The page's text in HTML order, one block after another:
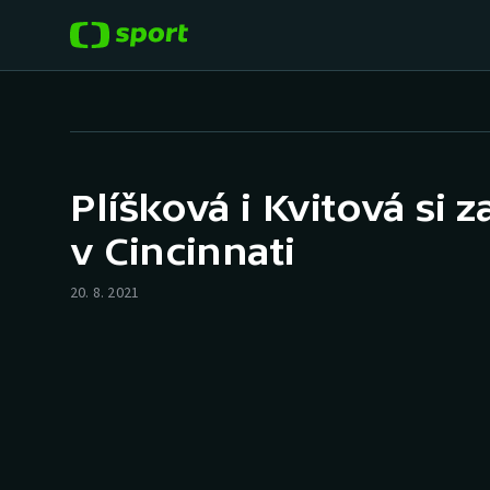
Hokej
Tenis
Baseball a softbal
Plíšková i Kvitová si
v Cincinnati
20. 8. 2021